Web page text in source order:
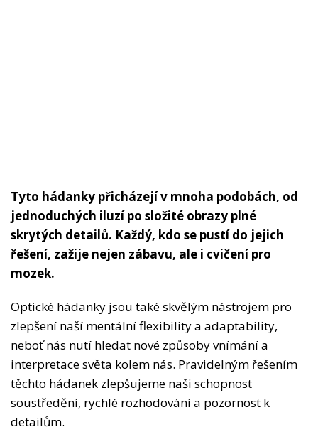
Tyto hádanky přicházejí v mnoha podobách, od
jednoduchých iluzí po složité obrazy plné
skrytých detailů. Každý, kdo se pustí do jejich
řešení, zažije nejen zábavu, ale i cvičení pro
mozek.
Optické hádanky jsou také skvělým nástrojem pro
zlepšení naší mentální flexibility a adaptability,
neboť nás nutí hledat nové způsoby vnímání a
interpretace světa kolem nás. Pravidelným řešením
těchto hádanek zlepšujeme naši schopnost
soustředění, rychlé rozhodování a pozornost k
detailům.